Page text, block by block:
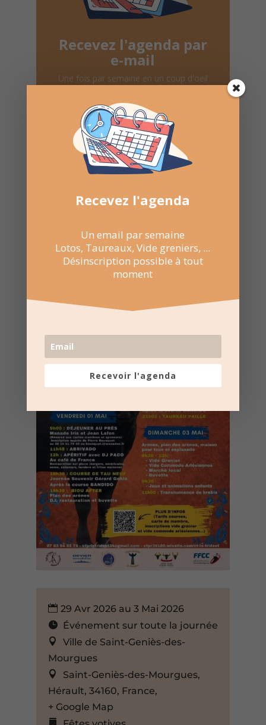
Recevez l'agenda par
e-mail
Une fois par semaine en un coup d'oeil
Désinscription possible à tout moment
semaine
Nombre de consultations :
29 Avr 2026 au 3 Mai 2026
Événement sur toute la journée
Ville de Saint-Geniès-des-
Mourgues
Saint-Geniès-des-Mourgues,
Hérault, 34160, France,
+ Google Map
Recevez l'agenda
Un email par semaine
Lotos, Taureaux, Vide greniers, ...
Désinscription possible à tout
moment
Recevoir l'agenda